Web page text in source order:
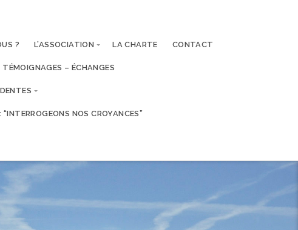
? L’ASSOCIATION LA CHARTE CONTACT
– ÉCHANGES
NOS CROYANCES”